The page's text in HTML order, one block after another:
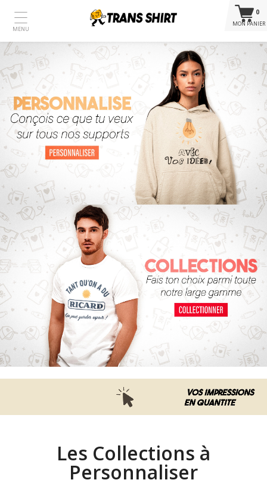
0
MON PANIER
MENU
Les Collections à
Personnaliser